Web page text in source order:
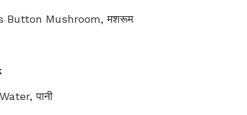
Button Mushroom, मशरूम
पानी